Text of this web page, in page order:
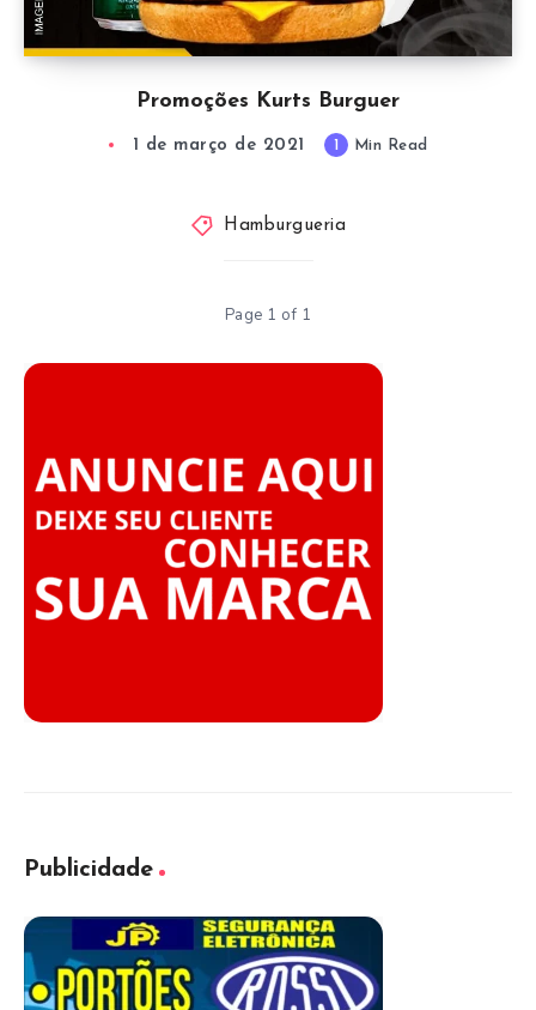
Promoções Kurts Burguer
1 de março de 2021 1 Min Read
Hamburgueria
Page 1 of 1
Publicidade